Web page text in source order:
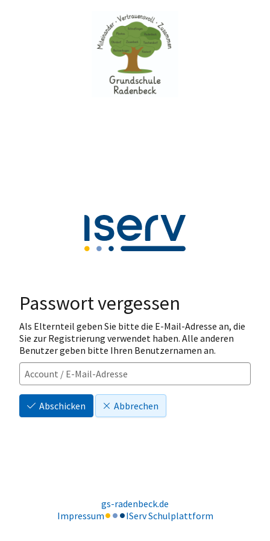
Passwort vergessen
Als Elternteil geben Sie bitte die E-Mail-Adresse an, die
Sie zur Registrierung verwendet haben. Alle anderen
Benutzer geben bitte Ihren Benutzernamen an.
Abschicken Abbrechen
gs-radenbeck.de
Impressum
IServ Schulplattform